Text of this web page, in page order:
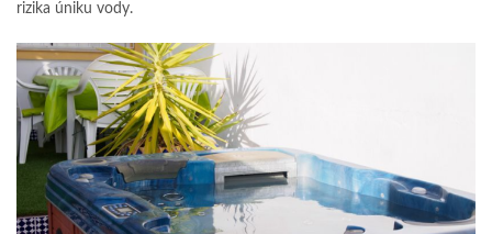
rizika úniku vody.